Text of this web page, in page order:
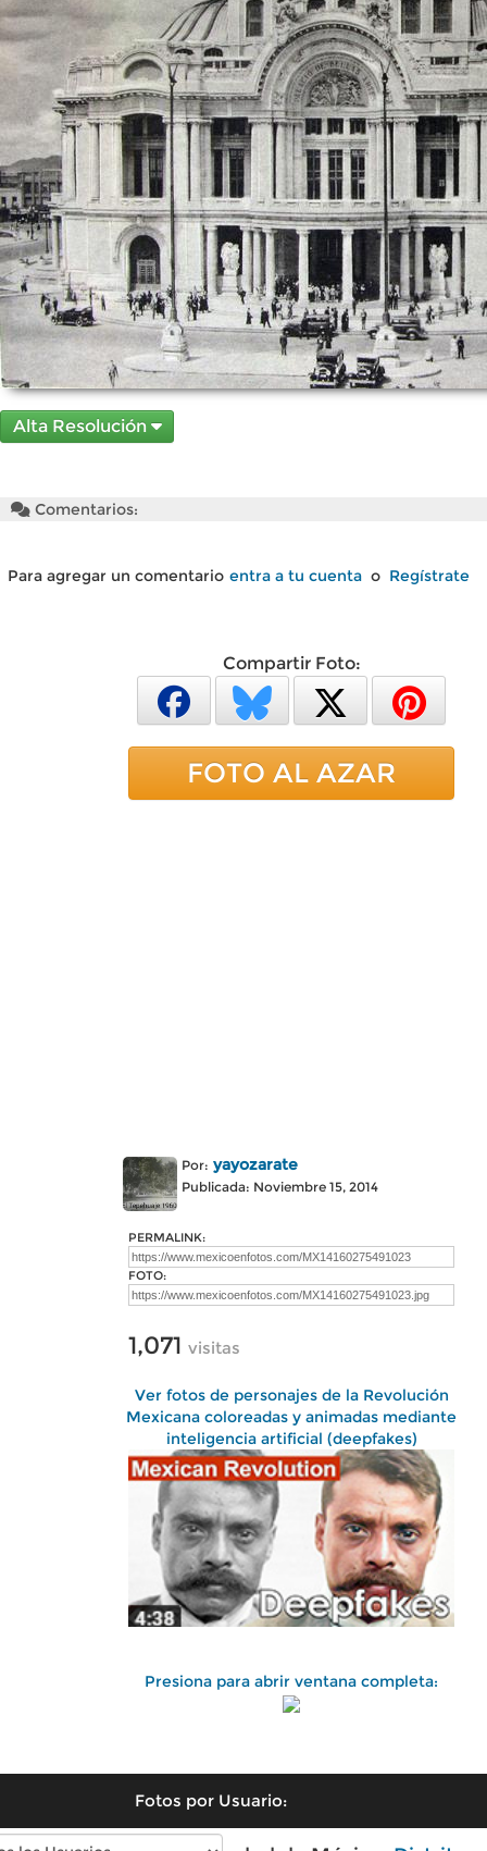
Alta Resolución
Comentarios:
Para agregar un comentario entra a tu cuenta o Regístrate
Compartir Foto:
FOTO AL AZAR
Por: yayozarate
Publicada: Noviembre 15, 2014
PERMALINK:
FOTO:
1,071 visitas
Ver fotos de personajes de la Revolución
Mexicana coloreadas y animadas mediante
inteligencia artificial (deepfakes)
Presiona para abrir ventana completa:
Fotos por Usuario: